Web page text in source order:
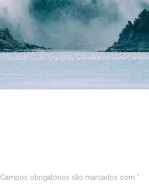
Campos obrigatórios são marcados com *